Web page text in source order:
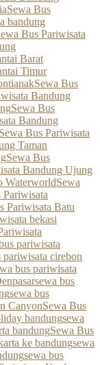
Sewa Bus
bandung
Bus Pariwisata
Barat
Timur
Sewa Bus
Bandung
Sewa Bus
Bandung
Sewa Bus Pariwisata
Taman
Sewa Bus
Bandung Ujung
WaterworldSewa
Pariwisata
Pariwisata Batu
bekasi
pariwisata
pariwisata cirebon
bus pariwisata
sewa bus
sewa bus
CanyonSewa Bus
bandungsewa
bandungSewa Bus
ke bandungsewa
sewa bus